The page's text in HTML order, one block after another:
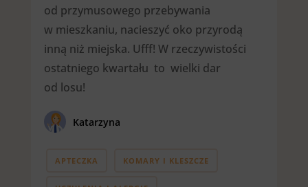
od przymusowego przebywania
w mieszkaniu, nacieszyć oko przyrodą
inną niż miejska. Ufff! W rzeczywistości
ostatniego kwartału to wielki dar
od losu!
Katarzyna
APTECZKA KOMARY I KLESZCZE